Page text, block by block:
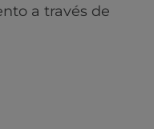
a través de